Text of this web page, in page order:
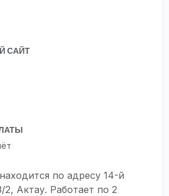
САЙТ
по адресу 14-й
Актау. Работает по 2